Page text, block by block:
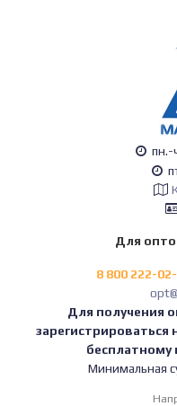
пн.-
Для
8 800 222-
Для получения
зарегистрироваться
бесплатному
Минимальная